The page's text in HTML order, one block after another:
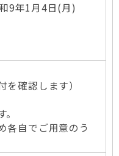
9年1月4日(月)
確認します）
自でご用意のう